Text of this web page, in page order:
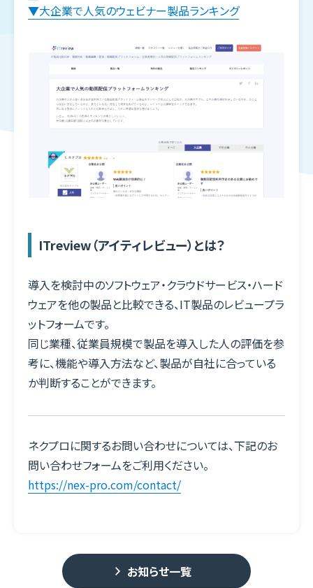
Media
企業情報
Company
お問合せ
Contact
お問合せ
資料請求
Security
ライブ視聴 推奨動作環境
TLS1.0およびTLS1.1の無効化のお知らせ
規約
Agreement
利用規約
個人情報保護方針
▼大企業で人気のウェビナー製品ランキング
ITreview（アイティレビュー）とは？
導入を検討中のソフトウェア・クラウドサービス・ハード
ウェアを他の製品と比較できる、IT製品のレビュープラ
ットフォームです。
同じ業種、従業員規模で製品を導入した人の評価を参
考に、機能や導入方法など、製品が自社に合っている
か判断することができます。
ネクプロに関するお問い合わせについては、下記のお
問い合わせフォームをご利用ください。
https://nex-pro.com/contact/
お知らせ一覧